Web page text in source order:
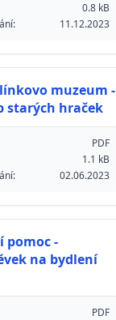
0.8 kB
11.12.2023
muzeum -
starých hraček
PDF
1.1 kB
02.06.2023
pomoc -
na bydlení
PDF